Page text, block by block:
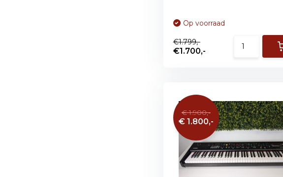
Op voorraad
€1.799,-
€1.700,-
€ 1.900,-
€ 1.800,-